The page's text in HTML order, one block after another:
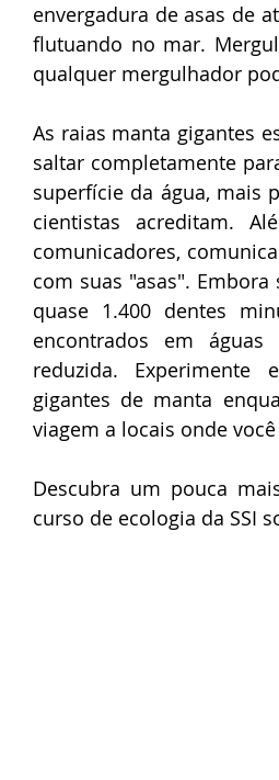
envergadura de asas de
flutuando no mar.
qualquer mergulhador
As raias manta gigantes
saltar completamente
superfície da água, mais
cientistas acreditam.
comunicadores,
com suas "asas".
quase 1.400 dentes
encontrados em
reduzida. Experimente
gigantes de manta
viagem a locais onde
Descubra um pouca
curso de ecologia da SSI